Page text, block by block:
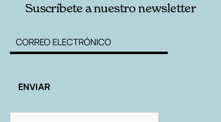
Suscríbete a nuestro newsletter